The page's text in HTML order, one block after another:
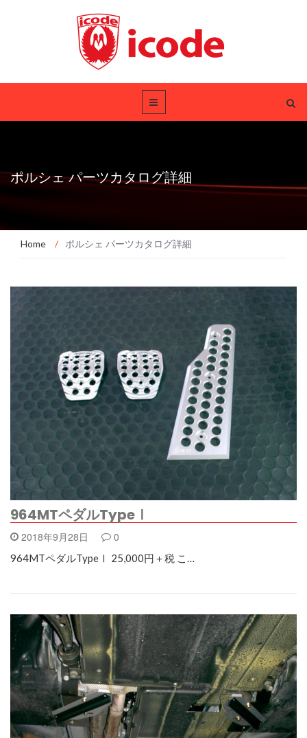
ポルシェ パーツカタログ詳細
Home / ポルシェ パーツカタログ詳細
964MTペダルTypeⅠ
2018年9月28日 0
964MTペダルTypeⅠ 25,000円＋税 こ…